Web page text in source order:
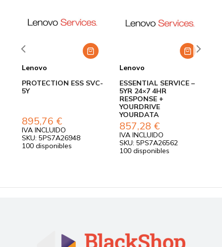
Lenovo
PROTECTION ESS SVC-
5Y
895,76 €
IVA INCLUIDO
SKU: 5PS7A26948
100 disponibles
Lenovo
ESSENTIAL SERVICE –
5YR 24×7 4HR
RESPONSE +
YOURDRIVE
YOURDATA
857,28 €
IVA INCLUIDO
SKU: 5PS7A26562
100 disponibles